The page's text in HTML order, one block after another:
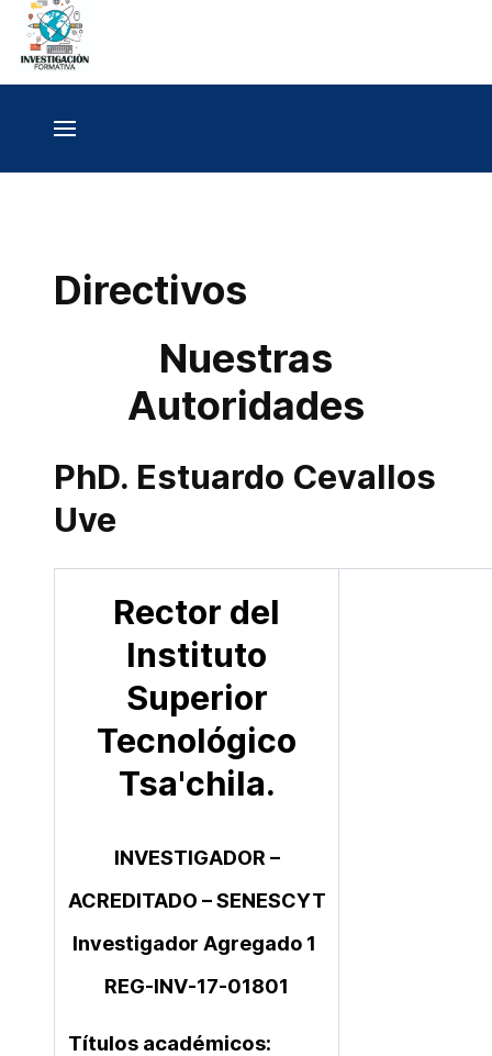
Directivos
Nuestras
Autoridades
PhD. Estuardo Cevallos
Uve
Rector del
Instituto
Superior
Tecnológico
Tsa'chila.
INVESTIGADOR –
ACREDITADO – SENESCYT
Investigador Agregado 1
REG-INV-17-01801
Títulos académicos: